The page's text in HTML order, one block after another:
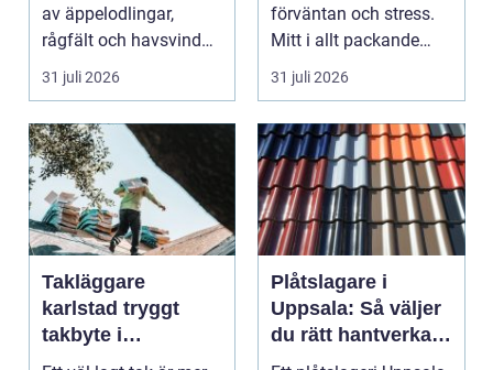
av äppelodlingar,
rågfält och havsvindar,
har
31 juli 2026
förväntan och stress.
Mitt i allt packande
och planerande dy...
31 juli 2026
Takläggare
karlstad tryggt
takbyte i
värmländskt klimat
Plåtslagare i
Uppsala: Så väljer
du rätt hantverkare
för tak och fasad